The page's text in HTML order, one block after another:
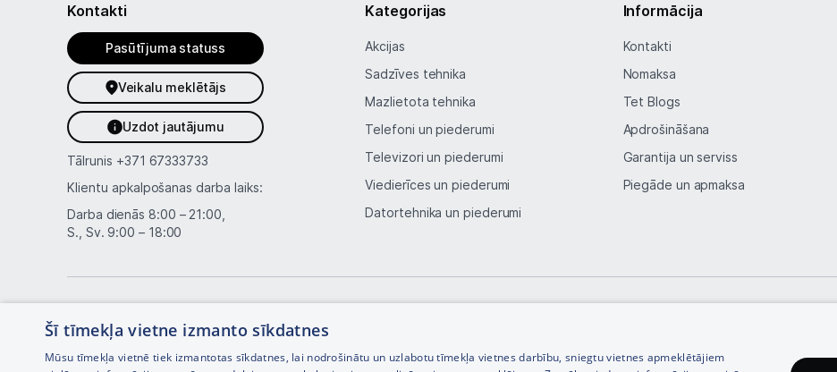
Kontakti
Pasūtījuma statuss
Veikalu meklētājs
Uzdot jautājumu
Tālrunis +371 67333733
Klientu apkalpošanas darba laiks:
Darba dienās 8:00 – 21:00,
S., Sv. 9:00 – 18:00
Kategorijas
Akcijas
Sadzīves tehnika
Mazlietota tehnika
Telefoni un piederumi
Televizori un piederumi
Viedierīces un piederumi
Datortehnika un piederumi
Informācija
Kontakti
Nomaksa
Tet Blogs
Apdrošināšana
Garantija un serviss
Piegāde un apmaksa
Šī tīmekļa vietne izmanto sīkdatnes
Mūsu tīmekļa vietnē tiek izmantotas sīkdatnes, lai nodrošinātu un uzlabotu tīmekļa vietnes darbību, sniegtu vietnes apmeklētājiem